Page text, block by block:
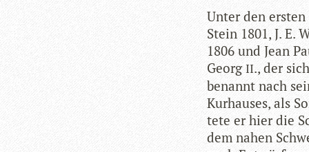
Unter den
Stein 1801, J. E.
1806 und Jean
GeorgII., der
benannt nach
Kur­hau­ses, als
tete er hier die
dem nahen